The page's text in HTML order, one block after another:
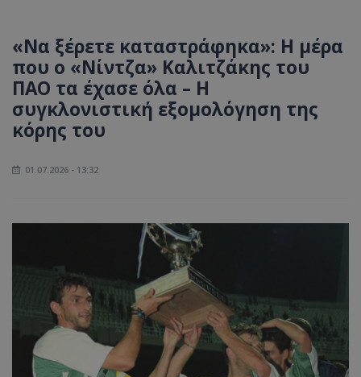
«Να ξέρετε καταστράφηκα»: H μέρα
που ο «Νίντζα» Καλιτζάκης του
ΠΑΟ τα έχασε όλα – Η
συγκλονιστική εξομολόγηση της
κόρης του
01.07.2026 - 13:32